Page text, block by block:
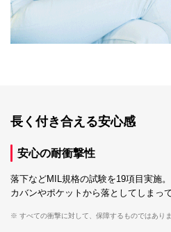
長く付き合える安心感
安心の耐衝撃性
落下などMIL規格の試験を19項目実施。
カバンやポケットから落としてしまっ
※ すべての衝撃に対して、保障するものではありま